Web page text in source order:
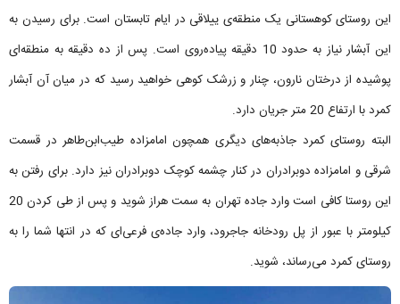
این روستای کوهستانی یک منطقه‌ی ییلاقی در ایام تابستان است. برای رسیدن به
این آبشار نیاز به حدود 10 دقیقه پیاده‌روی است. پس از ده دقیقه به منطقه‌ای
پوشیده از درختان نارون، چنار و زرشک کوهی خواهید رسید که در میان آن آبشار
کمرد با ارتفاع 20 متر جریان دارد.
البته روستای کمرد جاذبه‌های دیگری همچون امامزاده طیب‌ابن‌طاهر در قسمت
شرقی و امامزاده دوبرادران در کنار چشمه کوچک دوبرادران نیز دارد. برای رفتن به
این روستا کافی است وارد جاده تهران به سمت هراز شوید و پس از طی کردن 20
کیلومتر با عبور از پل رودخانه جاجرود، وارد جاده‌ی فرعی‌ای که در انتها شما را به
روستای کمرد می‌رساند، شوید.